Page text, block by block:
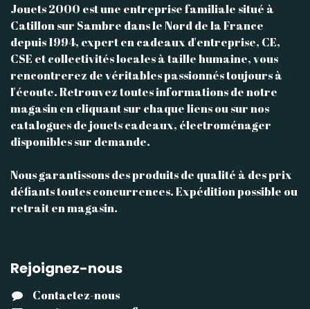
Jouets 2000 est une entreprise familiale situé à
Catillon sur Sambre dans le Nord de la France
depuis 1994, expert en cadeaux d'entreprise, CE,
CSE et collectivités locales à taille humaine, vous
rencontrerez de véritables passionnés toujours à
l'écoute. Retrouvez toutes informations de notre
magasin en cliquant sur chaque liens ou sur nos
catalogues de jouets cadeaux, électroménager
disponibles sur demande.
Nous garantissons des produits de qualité à des prix
défiants toutes concurrences. Expédition possible ou
retrait en magasin.
Rejoignez-nous
Contactez-nous